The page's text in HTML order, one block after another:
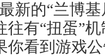
新的“兰博
往有“扭蛋”
你看到游戏